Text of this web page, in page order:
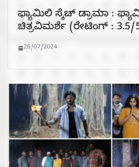
ಫ್ಯಾಮಿಲಿ ಸ್ಕೆಚ್ ಡ್ರಾಮಾ :
ಚಿತ್ರವಿಮರ್ಶೆ (ರೇಟಿಂಗ್ : 3.5/
26/07/2024